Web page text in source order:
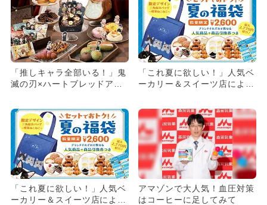
「推しキャラ全部いる！」鬼
滅の刃×ハートブレッドアン
「これ夏に欲しい！」人気ベ
ーカリー＆スイーツ店による
「これ夏に欲しい！」人気ベ
ーカリー＆スイーツ店による
アマゾンで大人気！血圧対策
はコーヒーに足してみて